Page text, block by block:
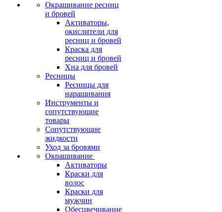
Окрашивание ресниц
и бровей
Активаторы,
окислители для
ресниц и бровей
Краска для
ресниц и бровей
Хна для бровей
Ресницы
Ресницы для
наращивания
Инструменты и
сопутствующие
товары
Сопутствующие
жидкости
Уход за бровями
Окрашивание
Активаторы
Краски для
волос
Краски для
мужчин
Обесцвечивание